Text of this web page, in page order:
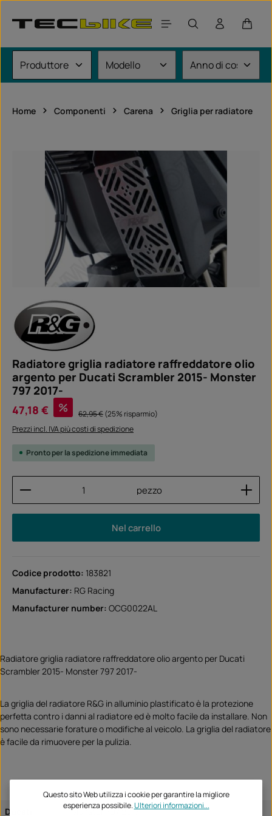
Il
Home Componenti Carena Griglia per radiatore
Salta la galleria di immagini
Radiatore griglia radiatore raffreddatore olio
argento per Ducati Scrambler 2015- Monster
797 2017-
Prezzo di vendita:
47,18 € % Prezzo normale:
62,95 €(25% risparmio)
Prezzi incl. IVA più costi di spedizione
Pronto per la spedizione immediata
Quantità del prodotto: inserisci la quantità
pezzo
Nel carrello
Codice prodotto: 183821
Manufacturer: RG Racing
Manufacturer number: OCG0022AL
Radiatore griglia radiatore raffreddatore olio argento per Ducati
Scrambler 2015- Monster 797 2017-
La griglia del radiatore R&G in alluminio plastificato è la protezione
perfetta contro i danni al radiatore ed è molto facile da installare. Non
sono necessarie forature o modifiche al veicolo. La griglia del radiatore
è facile da rimuovere per la pulizia.
Ducati
Monster 797 2017
Questo sito Web utilizza i cookie per garantire la migliore
esperienza possibile.Ulteriori informazioni...